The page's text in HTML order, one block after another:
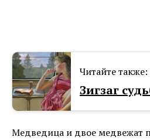
Читайте также:
Зигзаг
Медведица и двое медвежат